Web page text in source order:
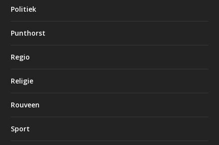
Politiek
Punthorst
Regio
Religie
Rouveen
Sport